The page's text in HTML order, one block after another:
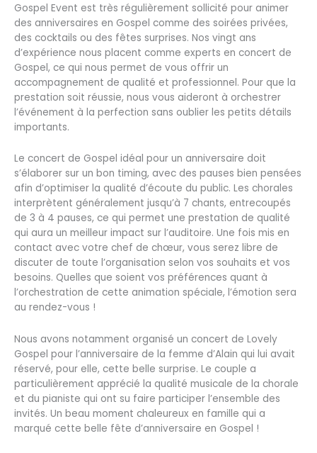
Gospel Event est très régulièrement sollicité pour animer
des anniversaires en Gospel comme des soirées privées,
des cocktails ou des fêtes surprises. Nos vingt ans
d’expérience nous placent comme experts en concert de
Gospel, ce qui nous permet de vous offrir un
accompagnement de qualité et professionnel. Pour que la
prestation soit réussie, nous vous aideront à orchestrer
l’événement à la perfection sans oublier les petits détails
importants.
Le concert de Gospel idéal pour un anniversaire doit
s’élaborer sur un bon timing, avec des pauses bien pensées
afin d’optimiser la qualité d’écoute du public. Les chorales
interprètent généralement jusqu’à 7 chants, entrecoupés
de 3 à 4 pauses, ce qui permet une prestation de qualité
qui aura un meilleur impact sur l’auditoire. Une fois mis en
contact avec votre chef de chœur, vous serez libre de
discuter de toute l’organisation selon vos souhaits et vos
besoins. Quelles que soient vos préférences quant à
l’orchestration de cette animation spéciale, l’émotion sera
au rendez-vous !
Nous avons notamment organisé un concert de Lovely
Gospel pour l’anniversaire de la femme d’Alain qui lui avait
réservé, pour elle, cette belle surprise. Le couple a
particulièrement apprécié la qualité musicale de la chorale
et du pianiste qui ont su faire participer l’ensemble des
invités. Un beau moment chaleureux en famille qui a
marqué cette belle fête d’anniversaire en Gospel !